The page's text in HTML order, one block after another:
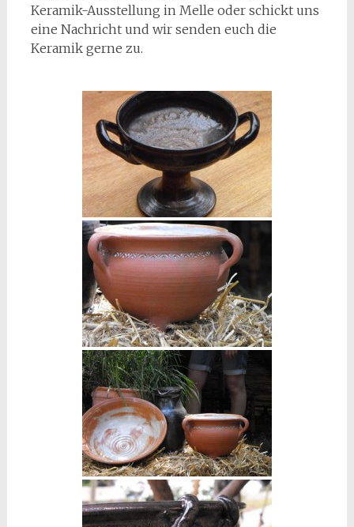
Keramik-Ausstellung in Melle oder schickt uns
eine Nachricht und wir senden euch die
Keramik gerne zu.